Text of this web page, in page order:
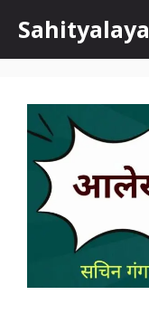
content
Sahityalaya